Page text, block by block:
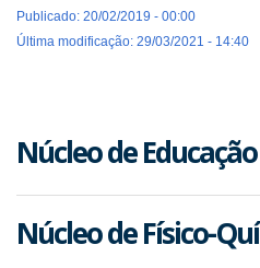
Publicado: 20/02/2019 - 00:00
Última modificação: 29/03/2021 - 14:40
Núcleo de
Núcleo de Físico-